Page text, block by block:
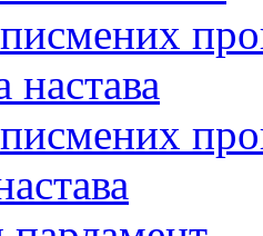
настава